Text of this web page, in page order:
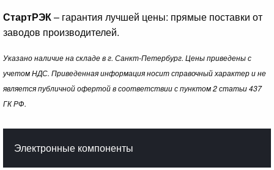
СтартРЭК– гарантия лучшей цены: прямые поставки от
заводов производителей.
Указано наличие на складе в г. Санкт-Петербург. Цены приведены с
учетом НДС. Приведенная информация носит справочный характер и не
является публичной офертой в соответствии с пунктом 2 статьи 437
ГК РФ.
Электронные компоненты